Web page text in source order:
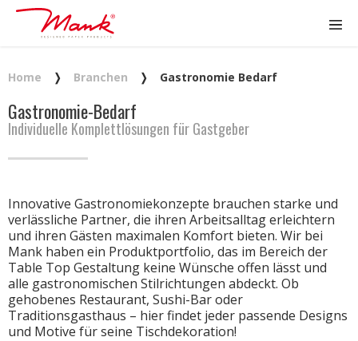
Home ❭ Branchen ❭ Gastronomie Bedarf
Gastronomie-Bedarf
Individuelle Komplettlösungen für Gastgeber
Innovative Gastronomiekonzepte brauchen starke und
verlässliche Partner, die ihren Arbeitsalltag erleichtern
und ihren Gästen maximalen Komfort bieten. Wir bei
Mank haben ein Produktportfolio, das im Bereich der
Table Top Gestaltung keine Wünsche offen lässt und
alle gastronomischen Stilrichtungen abdeckt. Ob
gehobenes Restaurant, Sushi-Bar oder
Traditionsgasthaus – hier findet jeder passende Designs
und Motive für seine Tischdekoration!